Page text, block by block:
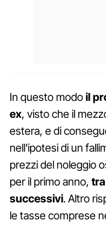
In questo modoil
ex, visto che il
estera, e di
nell'ipotesi di un
prezzi del noleggio
per il primo anno,
successivi. Altro
le tasse comprese